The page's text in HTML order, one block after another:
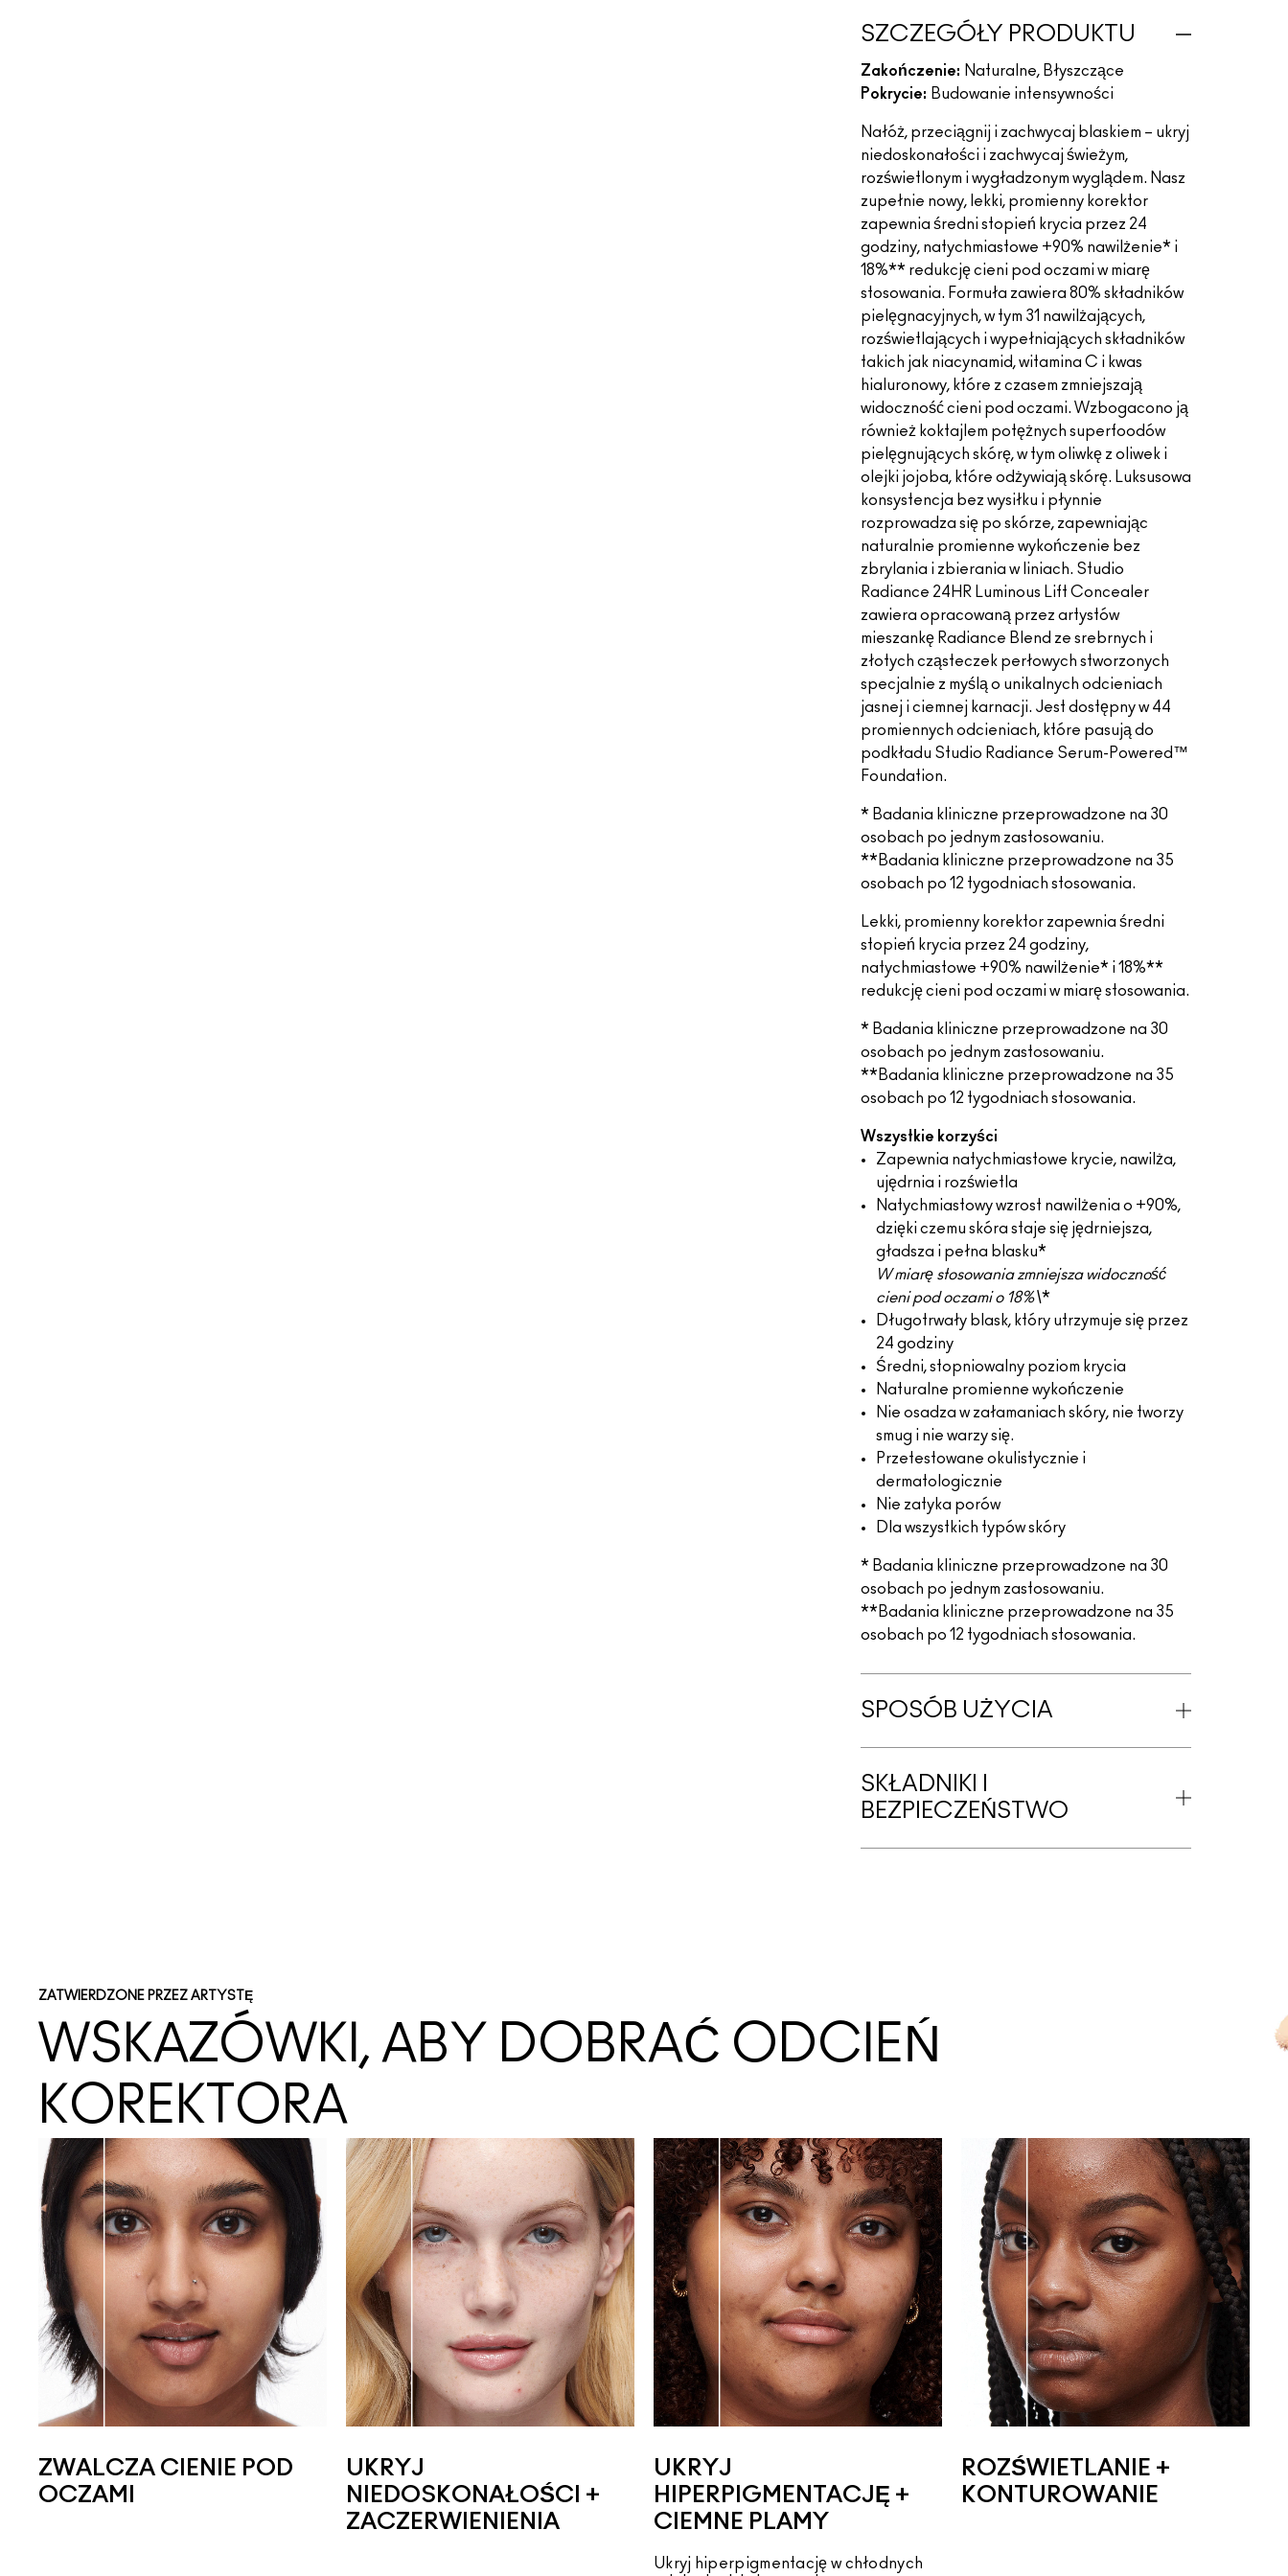
SZCZEGÓŁY PRODUKTU
Zakończenie: Naturalne, Błyszczące
Pokrycie: Budowanie intensywności
Nałóż, przeciągnij i zachwycaj blaskiem – ukryj
niedoskonałości i zachwycaj świeżym,
rozświetlonym i wygładzonym wyglądem. Nasz
zupełnie nowy, lekki, promienny korektor
zapewnia średni stopień krycia przez 24
godziny, natychmiastowe +90% nawilżenie* i
18%** redukcję cieni pod oczami w miarę
stosowania. Formuła zawiera 80% składników
pielęgnacyjnych, w tym 31 nawilżających,
rozświetlających i wypełniających składników
takich jak niacynamid, witamina C i kwas
hialuronowy, które z czasem zmniejszają
widoczność cieni pod oczami. Wzbogacono ją
również koktajlem potężnych superfoodów
pielęgnujących skórę, w tym oliwkę z oliwek i
olejki jojoba, które odżywiają skórę. Luksusowa
konsystencja bez wysiłku i płynnie
rozprowadza się po skórze, zapewniając
naturalnie promienne wykończenie bez
zbrylania i zbierania w liniach. Studio
Radiance 24HR Luminous Lift Concealer
zawiera opracowaną przez artystów
mieszankę Radiance Blend ze srebrnych i
złotych cząsteczek perłowych stworzonych
specjalnie z myślą o unikalnych odcieniach
jasnej i ciemnej karnacji. Jest dostępny w 44
promiennych odcieniach, które pasują do
podkładu Studio Radiance Serum-Powered™
Foundation.
* Badania kliniczne przeprowadzone na 30
osobach po jednym zastosowaniu.
**Badania kliniczne przeprowadzone na 35
osobach po 12 tygodniach stosowania.
Lekki, promienny korektor zapewnia średni
stopień krycia przez 24 godziny,
natychmiastowe +90% nawilżenie* i 18%**
redukcję cieni pod oczami w miarę stosowania.
* Badania kliniczne przeprowadzone na 30
osobach po jednym zastosowaniu.
**Badania kliniczne przeprowadzone na 35
osobach po 12 tygodniach stosowania.
Wszystkie korzyści
Zapewnia natychmiastowe krycie, nawilża,
ujędrnia i rozświetla
Natychmiastowy wzrost nawilżenia o +90%,
dzięki czemu skóra staje się jędrniejsza,
gładsza i pełna blasku*
W miarę stosowania zmniejsza widoczność
cieni pod oczami o 18%\*
Długotrwały blask, który utrzymuje się przez
24 godziny
Średni, stopniowalny poziom krycia
Naturalne promienne wykończenie
Nie osadza w załamaniach skóry, nie tworzy
smug i nie warzy się.
Przetestowane okulistycznie i
dermatologicznie
Nie zatyka porów
Dla wszystkich typów skóry
* Badania kliniczne przeprowadzone na 30
osobach po jednym zastosowaniu.
**Badania kliniczne przeprowadzone na 35
osobach po 12 tygodniach stosowania.
SPOSÓB UŻYCIA
SKŁADNIKI I
BEZPIECZEŃSTWO
ZATWIERDZONE PRZEZ ARTYSTĘ
WSKAZÓWKI, ABY DOBRAĆ ODCIEŃ
KOREKTORA
ZWALCZA CIENIE POD
OCZAMI
UKRYJ
NIEDOSKONAŁOŚCI +
ZACZERWIENIENIA
UKRYJ
HIPERPIGMENTACJĘ +
CIEMNE PLAMY
Ukryj hiperpigmentację w chłodnych
ROZŚWIETLANIE +
KONTUROWANIE